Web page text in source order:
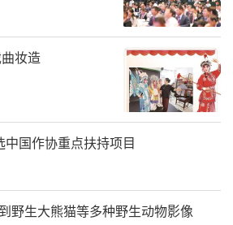
妆造
国作协重点扶持项目
野生大熊猫等多种野生动物影像